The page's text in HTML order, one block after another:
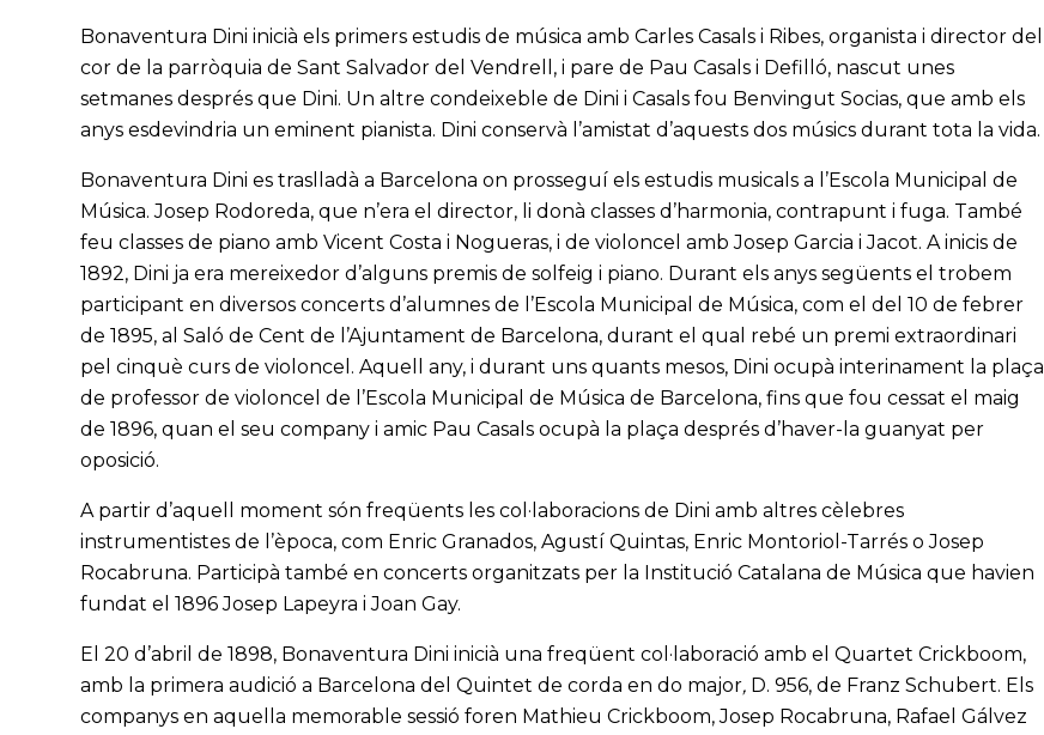
Bonaventura Dini inicià els primers estudis de música amb Carles Casals i Ribes, organista i director del
cor de la parròquia de Sant Salvador del Vendrell, i pare de Pau Casals i Defilló, nascut unes
setmanes després que Dini. Un altre condeixeble de Dini i Casals fou Benvingut Socias, que amb els
anys esdevindria un eminent pianista. Dini conservà l’amistat d’aquests dos músics durant tota la vida.
Bonaventura Dini es traslladà a Barcelona on prosseguí els estudis musicals a l’Escola Municipal de
Música. Josep Rodoreda, que n’era el director, li donà classes d’harmonia, contrapunt i fuga. També
feu classes de piano amb Vicent Costa i Nogueras, i de violoncel amb Josep Garcia i Jacot. A inicis de
1892, Dini ja era mereixedor d’alguns premis de solfeig i piano. Durant els anys següents el trobem
participant en diversos concerts d’alumnes de l’Escola Municipal de Música, com el del 10 de febrer
de 1895, al Saló de Cent de l’Ajuntament de Barcelona, durant el qual rebé un premi extraordinari
pel cinquè curs de violoncel. Aquell any, i durant uns quants mesos, Dini ocupà interinament la plaça
de professor de violoncel de l’Escola Municipal de Música de Barcelona, fins que fou cessat el maig
de 1896, quan el seu company i amic Pau Casals ocupà la plaça després d’haver-la guanyat per
oposició.
A partir d’aquell moment són freqüents les col·laboracions de Dini amb altres cèlebres
instrumentistes de l’època, com Enric Granados, Agustí Quintas, Enric Montoriol-Tarrés o Josep
Rocabruna. Participà també en concerts organitzats per la Institució Catalana de Música que havien
fundat el 1896 Josep Lapeyra i Joan Gay.
El 20 d’abril de 1898, Bonaventura Dini inicià una freqüent col·laboració amb el Quartet Crickboom,
amb la primera audició a Barcelona del Quintet de corda en do major, D. 956, de Franz Schubert. Els
companys en aquella memorable sessió foren Mathieu Crickboom, Josep Rocabruna, Rafael Gálvez